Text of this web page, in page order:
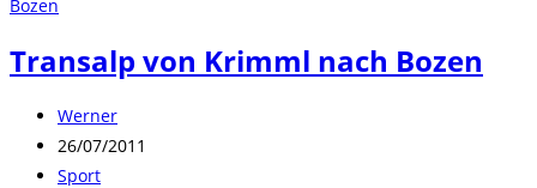
Transalp von Krimml nach Bozen
Beitrags-
Autor:
Werner
Beitrag
veröffentlicht:
26/07/2011
Beitrags-
Sport